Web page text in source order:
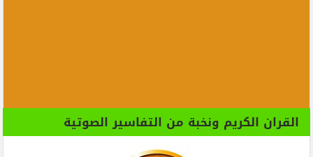
القران الكريم ونخبة من التفاسير الصوتية